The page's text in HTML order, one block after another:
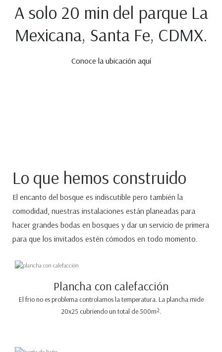
A solo 20 min del parque La
Mexicana, Santa Fe, CDMX.
Conoce la ubicación aquí
Lo que hemos construido
El encanto del bosque es indiscutible pero también la
comodidad, nuestras instalaciones están planeadas para
hacer grandes bodas en bosques y dar un servicio de primera
para que los invitados estén cómodos en todo momento.
Plancha con calefacción
El frio no es problema controlamos la temperatura. La plancha mide
20x25 cubriendo un total de 500m².